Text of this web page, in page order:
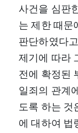
사건을 심판
는 제한 때문
판단하였다
제기에 따라
전에 확정된
일죄의 관계
도록 하는 것
에 대하여 법